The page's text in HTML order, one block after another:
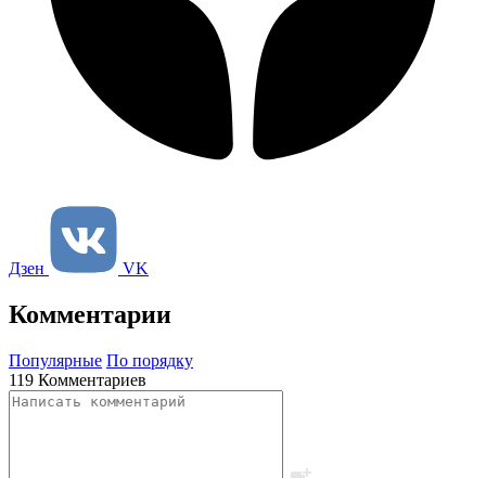
Дзен VK
Комментарии
Популярные По порядку
119 Комментариев